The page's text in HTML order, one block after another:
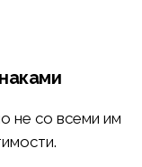
не со всеми им